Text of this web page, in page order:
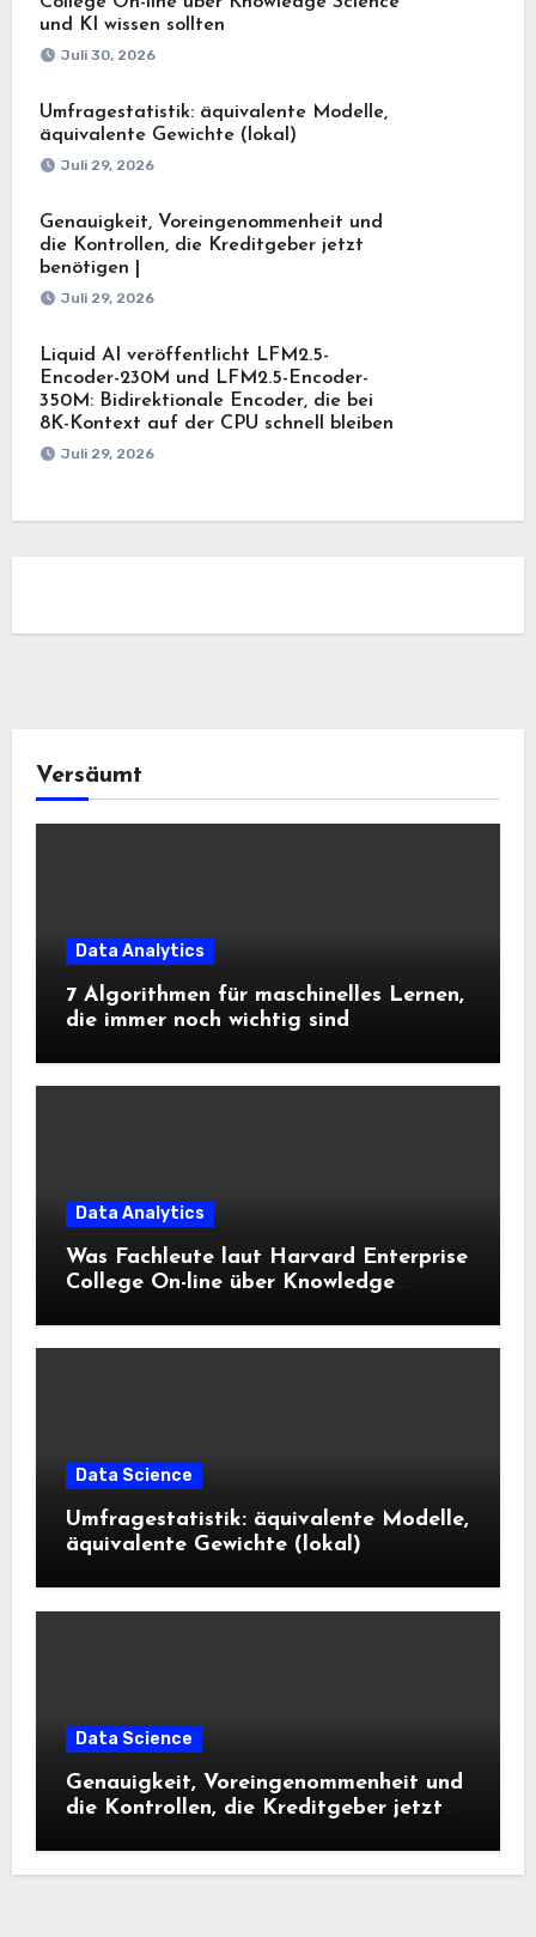
und KI wissen sollten
Juli 30, 2026
Umfragestatistik: äquivalente Modelle,
äquivalente Gewichte (lokal)
Juli 29, 2026
Genauigkeit, Voreingenommenheit und
die Kontrollen, die Kreditgeber jetzt
benötigen |
Juli 29, 2026
Liquid AI veröffentlicht LFM2.5-
Encoder-230M und LFM2.5-Encoder-
350M: Bidirektionale Encoder, die bei
8K-Kontext auf der CPU schnell bleiben
Juli 29, 2026
Versäumt
Data Analytics
7 Algorithmen für maschinelles Lernen,
die immer noch wichtig sind
Data Analytics
Was Fachleute laut Harvard Enterprise
College On-line über Knowledge
Data Science
Umfragestatistik: äquivalente Modelle,
äquivalente Gewichte (lokal)
Data Science
Genauigkeit, Voreingenommenheit und
die Kontrollen, die Kreditgeber jetzt